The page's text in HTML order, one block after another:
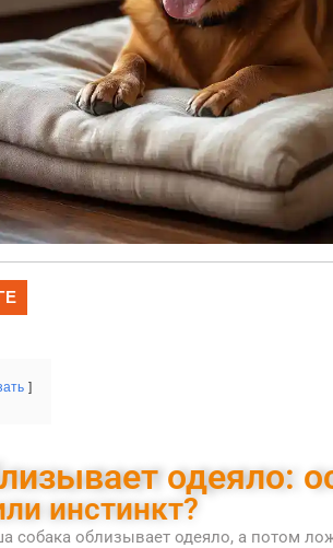
одеяло:
инстинкт?
собака облизывает одеяло, а потом